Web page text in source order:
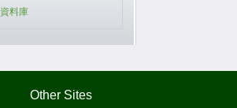
資料庫
Other Sites